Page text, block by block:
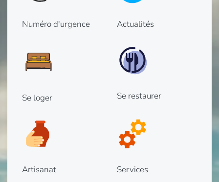
Numéro d'urgence Actualités
Se loger Se restaurer
Artisanat Services